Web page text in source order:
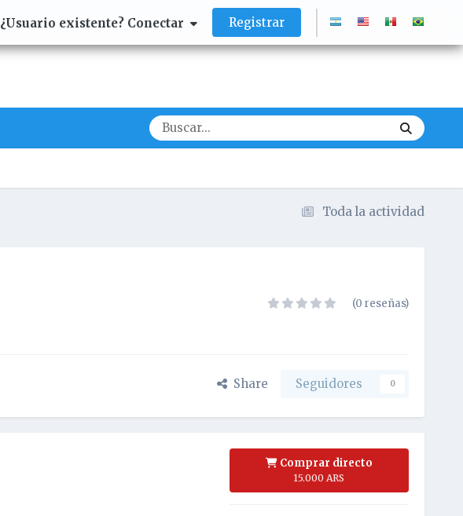
¿Usuario existente? Conectar Registrar
Toda la actividad
(0 reseñas)
Share Seguidores 0
Comprar directo
15.000 ARS